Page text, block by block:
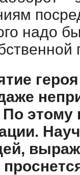
надо
этому